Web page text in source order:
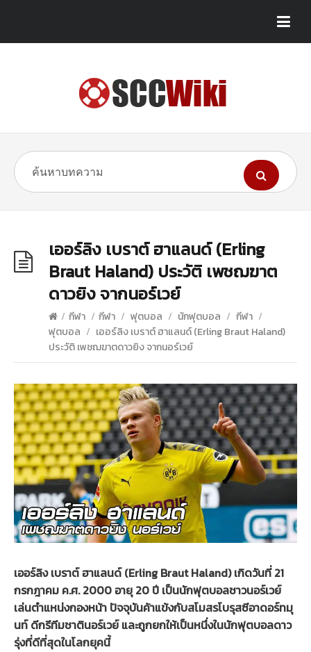
เออร์ลิง เบราต์ ฮาแลนด์ (Erling
Braut Haland) ประวัติ เพชฌฆาต
ดาวยิง จากนอร์เวย์
/ กีฬา / กีฬา / ฟุตบอล / นักฟุตบอล / กีฬา /
ฟุตบอล / เออร์ลิง เบราต์ ฮาแลนด์ (Erling Braut Haland)
ประวัติ เพชฌฆาตดาวยิง จากนอร์เวย์
เออร์ลิง เบราต์ ฮาแลนด์ (Erling Braut Haland) เกิดวันที่ 21
กรกฎาคม ค.ศ. 2000 อายุ 20 ปี เป็นนักฟุตบอลชาวนอร์เวย์
เล่นตำแหน่งกองหน้า ปัจจุบันค้าแข้งกับสโมสรโบรุสซีอาดอร์ทมุ
นท์ ดีกรีทีมชาตินอร์เวย์ และถูกยกให้เป็นหนึ่งในนักฟุตบอลดาว
รุ่งที่ดีที่สุดในโลกยุคนี้